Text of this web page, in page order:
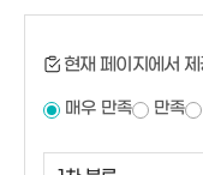
현재 페이지에서
매우 만족 만족